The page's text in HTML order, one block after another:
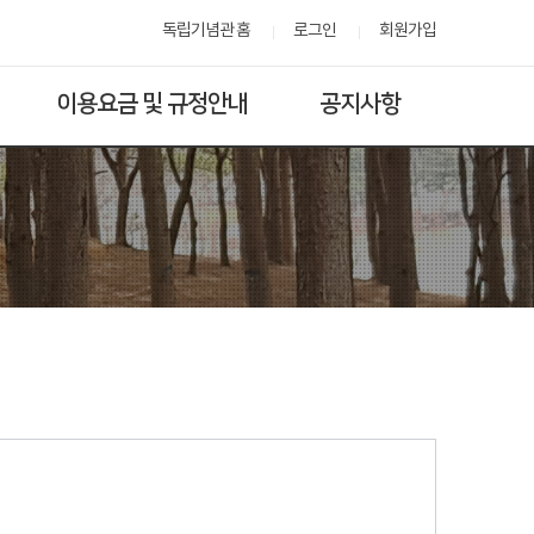
독립기념관 홈 로그인 회원가입
이용요금 및 규정안내 공지사항